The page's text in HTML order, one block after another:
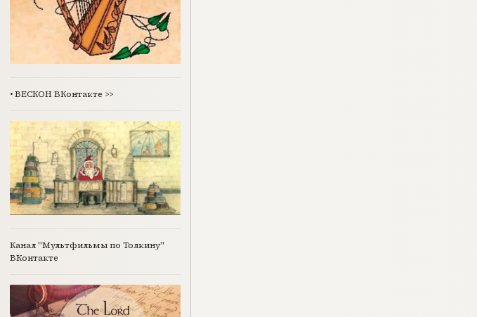
•ВЕСКОН ВКонтакте >>
Канал "Мультфильмы по Толкину"
ВКонтакте